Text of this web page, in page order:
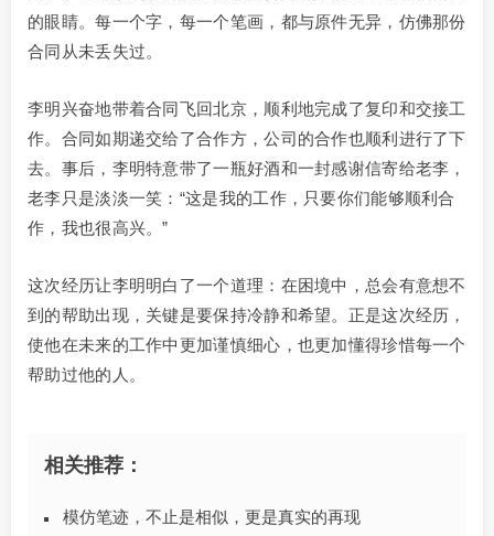
的眼睛。每一个字，每一个笔画，都与原件无异，仿佛那份
合同从未丢失过。
李明兴奋地带着合同飞回北京，顺利地完成了复印和交接工
作。合同如期递交给了合作方，公司的合作也顺利进行了下
去。事后，李明特意带了一瓶好酒和一封感谢信寄给老李，
老李只是淡淡一笑：“这是我的工作，只要你们能够顺利合
作，我也很高兴。”
这次经历让李明明白了一个道理：在困境中，总会有意想不
到的帮助出现，关键是要保持冷静和希望。正是这次经历，
使他在未来的工作中更加谨慎细心，也更加懂得珍惜每一个
帮助过他的人。
相关推荐：
模仿笔迹，不止是相似，更是真实的再现